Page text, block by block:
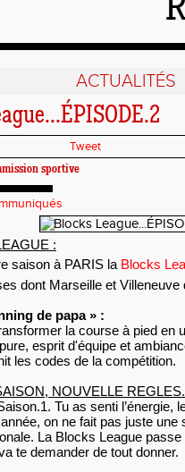
ACTUALITÉS
Tweet
sportive
:
saison à PARIS la Blocks
dont Marseille et Villeneuve
de papa » :
la course à pied en
esprit d'équipe et
les codes de la compétition.
NOUVELLE
Tu as senti l’énergie,
on ne fait pas juste une
La Blocks League
te demander de tout donner.